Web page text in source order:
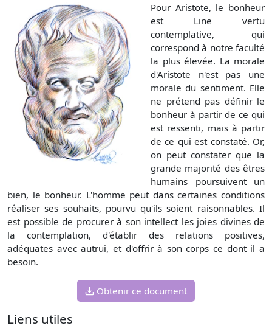
Pour Aristote, le bonheur
est Line vertu
contemplative, qui
correspond à notre faculté
la plus élevée. La morale
d'Aristote n'est pas une
morale du sentiment. Elle
ne prétend pas définir le
bonheur à partir de ce qui
est ressenti, mais à partir
de ce qui est constaté. Or,
on peut constater que la
grande majorité des êtres
humains poursuivent un
bien, le bonheur. L'homme peut dans certaines conditions
réaliser ses souhaits, pourvu qu'ils soient raisonnables. Il
est possible de procurer à son intellect les joies divines de
la contemplation, d'établir des relations positives,
adéquates avec autrui, et d'offrir à son corps ce dont il a
besoin.
Obtenir ce document
Liens utiles